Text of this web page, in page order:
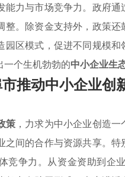
能力与市场竞争力。政府
整。除资金支持外，政策
园区模式，促进不同规模
一个生机勃勃的中小企业生
推动中小企业创
策，力求为中小企业创造
之间的合作与资源共享。
竞争力。从资金资助到企